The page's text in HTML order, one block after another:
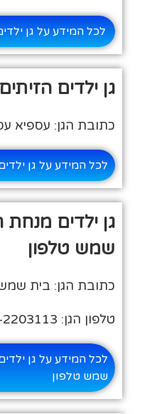
לכל המידע על גן
גן ילדים
כתובת הגן: עספיא
לכל המידע על גן
שמש טלפון
כתובת הגן: בית שמש
טלפון הגן: 072-2203113
שמש טלפון